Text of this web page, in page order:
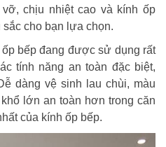
chịu nhiệt cao và kính ốp
sắc cho bạn lựa chọn.
bếp đang được sử dụng rất
tính năng an toàn đặc biệt,
dàng vệ sinh lau chùi, màu
lớn an toàn hơn trong căn
của kính ốp bếp.